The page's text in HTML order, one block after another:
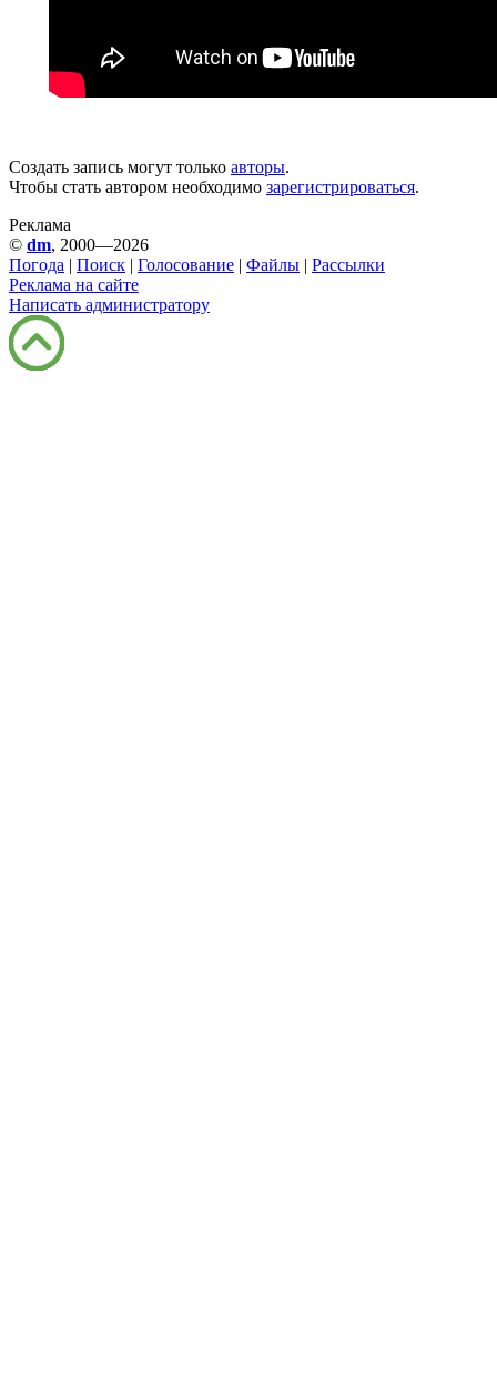
Создать запись могут только авторы.
Чтобы стать автором необходимо зарегистрироваться.
Реклама
© dm, 2000—2026
Погода | Поиск | Голосование | Файлы | Рассылки
Реклама на сайте
Написать администратору